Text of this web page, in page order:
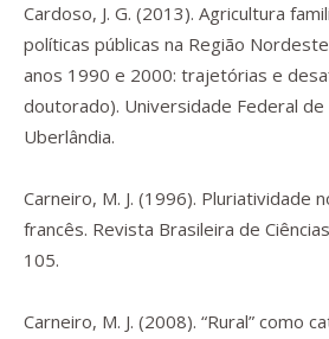
Cardoso, J. G. (2013). Agricultura
políticas públicas na Região
anos 1990 e 2000: trajetórias e
doutorado). Universidade Federal de
Uberlândia.
Carneiro, M. J. (1996). Pluriatividade
francês. Revista Brasileira de
105.
Carneiro, M. J. (2008). “Rural” como